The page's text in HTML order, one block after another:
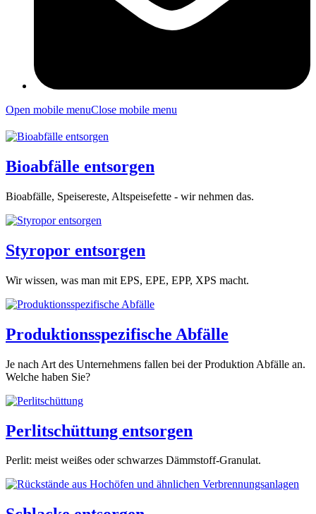
Open mobile menuClose mobile menu
Bioabfälle entsorgen
Bioabfälle, Speisereste, Altspeisefette - wir nehmen das.
Styropor entsorgen
Wir wissen, was man mit EPS, EPE, EPP, XPS macht.
Produktionsspezifische Abfälle
Je nach Art des Unternehmens fallen bei der Produktion Abfälle an.
Welche haben Sie?
Perlitschüttung entsorgen
Perlit: meist weißes oder schwarzes Dämmstoff-Granulat.